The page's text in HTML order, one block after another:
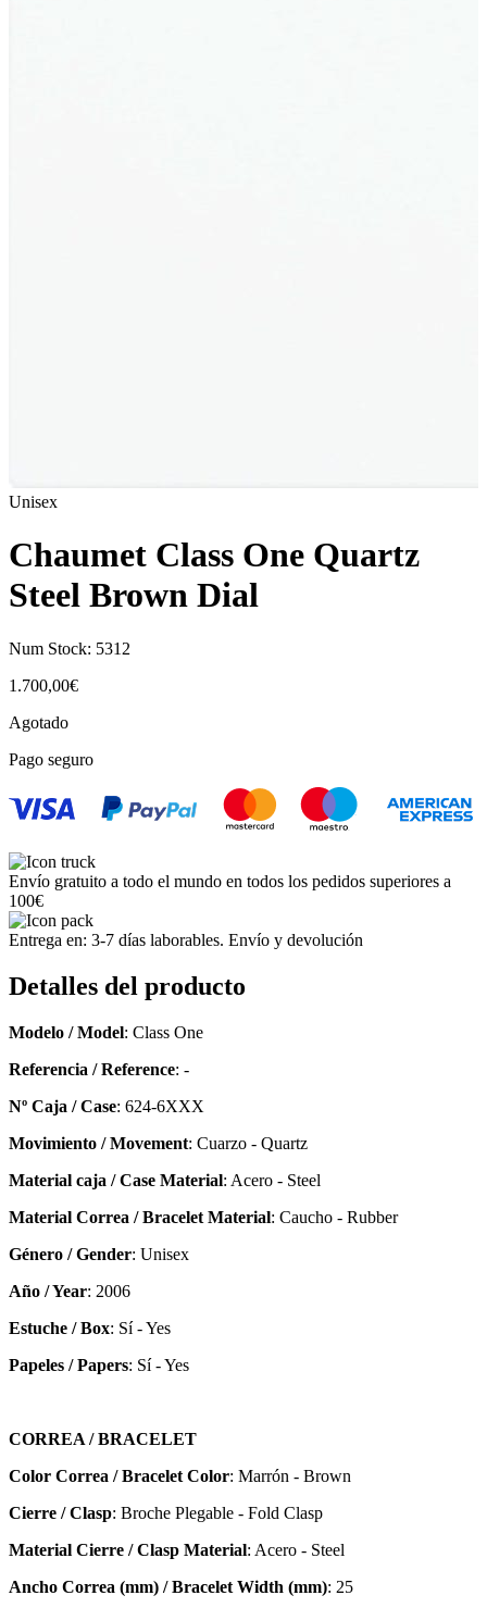
Unisex
Chaumet Class One Quartz
Steel Brown Dial
Num Stock: 5312
1.700,00€
Agotado
Pago seguro
Envío gratuito a todo el mundo en todos los pedidos superiores a
100€
Entrega en: 3-7 días laborables. Envío y devolución
Detalles del producto
Modelo / Model: Class One
Referencia / Reference: -
Nº Caja / Case: 624-6XXX
Movimiento / Movement: Cuarzo - Quartz
Material caja / Case Material: Acero - Steel
Material Correa / Bracelet Material: Caucho - Rubber
Género / Gender: Unisex
Año / Year: 2006
Estuche / Box: Sí - Yes
Papeles / Papers: Sí - Yes
CORREA / BRACELET
Color Correa / Bracelet Color: Marrón - Brown
Cierre / Clasp: Broche Plegable - Fold Clasp
Material Cierre / Clasp Material: Acero - Steel
Ancho Correa (mm) / Bracelet Width (mm): 25